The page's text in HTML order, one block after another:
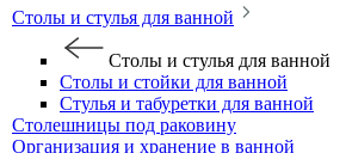
Столы и стулья для ванной
Столы и стулья для ванной
Столы и стойки для ванной
Стулья и табуретки для ванной
Столешницы под раковину
Организация и хранение в ванной